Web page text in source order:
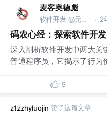
麦客奥德彪
软件开发 @元石科技 · 2
码农心经：探索软件开
深入剖析软件开发中两大关
普通程序员，它揭示了行为
9
z1zzhyluojin 赞了这篇文章